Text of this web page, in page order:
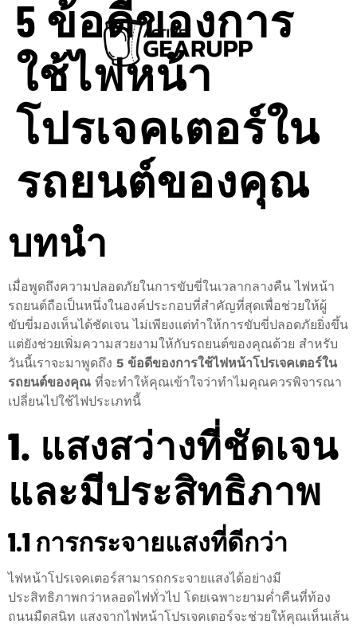
5 ข้อดีของการ
ใช้ไฟหน้า
โปรเจคเตอร์ใน
รถยนต์ของคุณ
บทนำ
เมื่อพูดถึงความปลอดภัยในการขับขี่ในเวลากลางคืน ไฟหน้า
รถยนต์ถือเป็นหนึ่งในองค์ประกอบที่สำคัญที่สุดเพื่อช่วยให้ผู้
ขับขี่มองเห็นได้ชัดเจน ไม่เพียงแต่ทำให้การขับขี่ปลอดภัยยิ่งขึ้น
แต่ยังช่วยเพิ่มความสวยงามให้กับรถยนต์ของคุณด้วย สำหรับ
วันนี้เราจะมาพูดถึง 5 ข้อดีของการใช้ไฟหน้าโปรเจคเตอร์ใน
รถยนต์ของคุณ ที่จะทำให้คุณเข้าใจว่าทำไมคุณควรพิจารณา
เปลี่ยนไปใช้ไฟประเภทนี้
1. แสงสว่างที่ชัดเจน
และมีประสิทธิภาพ
1.1 การกระจายแสงที่ดีกว่า
ไฟหน้าโปรเจคเตอร์สามารถกระจายแสงได้อย่างมี
ประสิทธิภาพกว่าหลอดไฟทั่วไป โดยเฉพาะยามค่ำคืนที่ท้อง
ถนนมืดสนิท แสงจากไฟหน้าโปรเจคเตอร์จะช่วยให้คุณเห็นเส้น